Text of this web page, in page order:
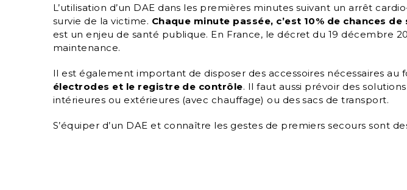
L’utilisation d’un DAE dans les premières minutes suivant un arrêt
survie de la victime. Chaque minute passée, c’est 10% de chances
est un enjeu de santé publique. En France, le décret du 19 décembre
maintenance.
Il est également important de disposer des accessoires nécessaires
électrodes et le registre de contrôle. Il faut aussi prévoir des
intérieures ou extérieures (avec chauffage) ou des sacs de transport.
S’équiper d’un DAE et connaître les gestes de premiers secours sont